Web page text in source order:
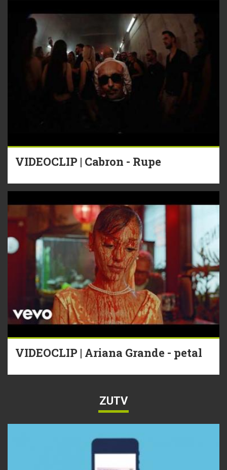
VIDEOCLIP | Cabron - Rupe
VIDEOCLIP | Ariana Grande - petal
ZUTV